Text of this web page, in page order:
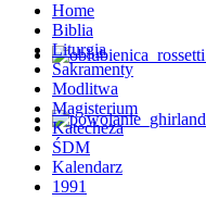
Home
Biblia
Liturgia
Sakramenty
Modlitwa
Magisterium
Katecheza
ŚDM
Kalendarz
1991